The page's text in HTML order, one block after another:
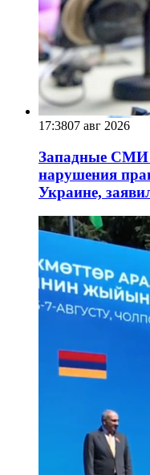
17:3807 авг 2026
Западные СМИ
нарушения
Украине,